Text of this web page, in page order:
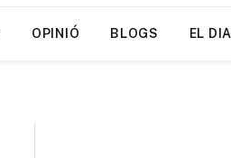
OPINIÓ BLOGS EL